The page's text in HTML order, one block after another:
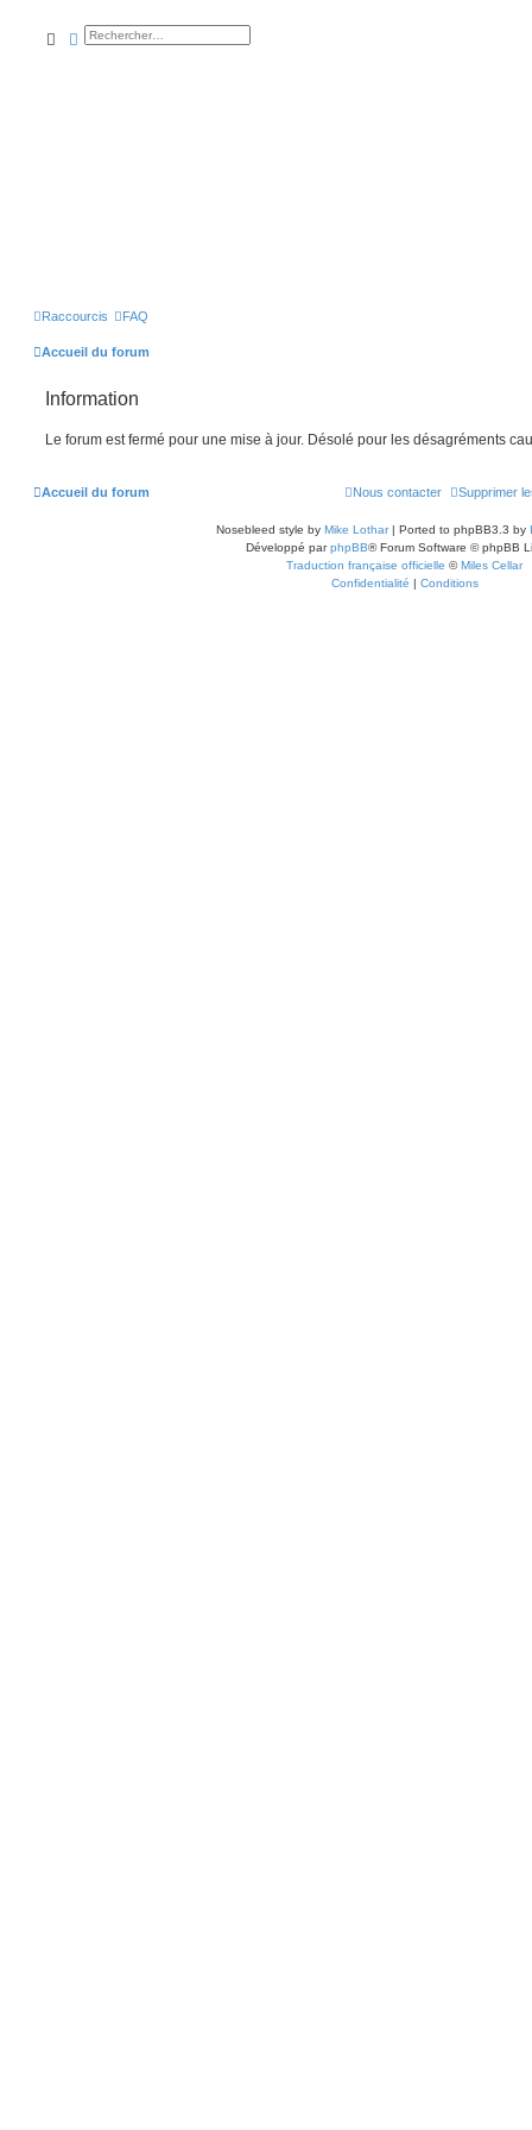
rechercher
rechercheavancée
Raccourcis FAQ
Accueil du forum
Information
Le forum est fermé pour une mise à jour. Désolé pour les désagréments
Accueil du forum Supprimer
Nous contacter
Nosebleed style by Mike Lothar| Ported to phpBB3.3 by
Développé parphpBB® Forum Software © phpBB
Traduction française officielle ©Miles Cellar
Confidentialité | Conditions